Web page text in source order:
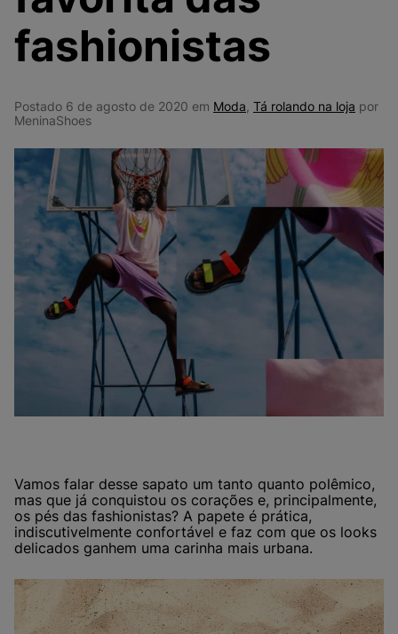
fashionistas
Postado 6 de agosto de 2020 em Moda Tá rolando na loja por
MeninaShoes
Vamos falar desse sapato um tanto quanto polêmico,
mas que já conquistou os corações e, principalmente,
os pés das fashionistas? A papete é prática,
indiscutivelmente confortável e faz com que os looks
delicados ganhem uma carinha mais urbana.
9º
NEW 530
10º VANS TÊNIS VANS ULTRARANGE